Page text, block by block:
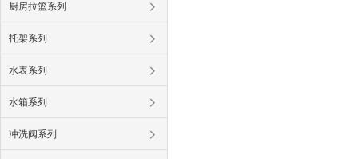
厨房拉篮系列
托架系列
水表系列
水箱系列
冲洗阀系列